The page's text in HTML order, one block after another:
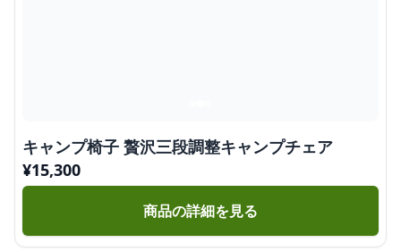
キャンプ椅子 贅沢三段調整キャンプチェア
¥15,300
商品の詳細を見る